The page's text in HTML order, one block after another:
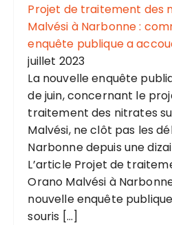
Projet de traitement des
Malvési à Narbonne :
enquête publique a
juillet 2023
La nouvelle enquête
de juin, concernant le
traitement des nitrates
Malvési, ne clôt pas les
Narbonne depuis une
L’article Projet de
Orano Malvési à
nouvelle enquête
souris […]